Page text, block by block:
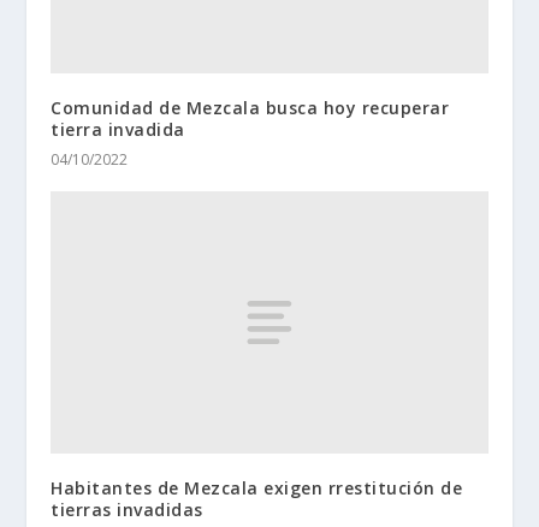
Comunidad de Mezcala busca hoy recuperar
tierra invadida
04/10/2022
Habitantes de Mezcala exigen rrestitución de
tierras invadidas